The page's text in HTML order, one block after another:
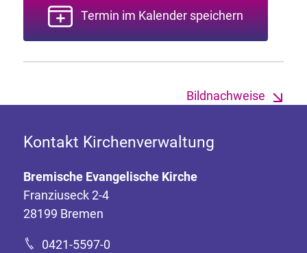
Termin im Kalender speichern
Bildnachweise
Kontakt Kirchenverwaltung
Bremische Evangelische Kirche
Franziuseck 2-4
28199 Bremen
0421-5597-0